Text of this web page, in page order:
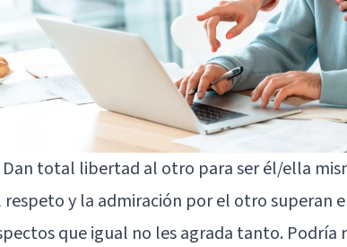
Dan total libertad al otro para ser él/ella
respeto y la admiración por el otro superan
que igual no les agrada tanto. Podría